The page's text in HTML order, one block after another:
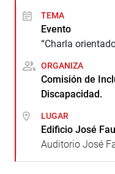
TEMA
Evento
“Charla
ORGANIZA
Comisión de
Discapacidad.
LUGAR
Edificio José
Auditorio José